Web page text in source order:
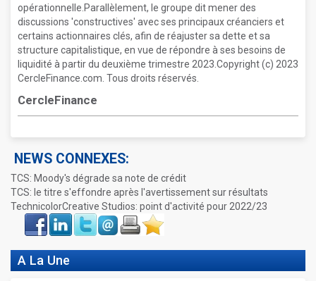
opérationnelle.Parallèlement, le groupe dit mener des
discussions 'constructives' avec ses principaux créanciers et
certains actionnaires clés, afin de réajuster sa dette et sa
structure capitalistique, en vue de répondre à ses besoins de
liquidité à partir du deuxième trimestre 2023.Copyright (c) 2023
CercleFinance.com. Tous droits réservés.
CercleFinance
NEWS CONNEXES:
TCS: Moody's dégrade sa note de crédit
TCS: le titre s'effondre après l'avertissement sur résultats
TechnicolorCreative Studios: point d'activité pour 2022/23
Face
book
LinkIn Twitter Envoyer ImprimerFavoris
A La Une